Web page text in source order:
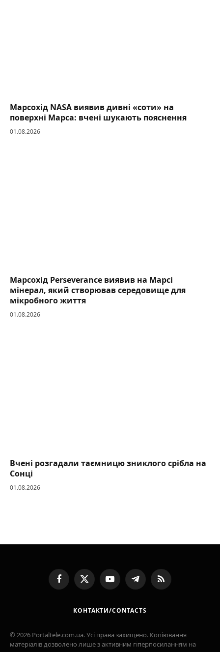
Марсохід NASA виявив дивні «соти» на
поверхні Марса: вчені шукають пояснення
01.08.2026
Марсохід Perseverance виявив на Марсі
мінерал, який створював середовище для
мікробного життя
01.08.2026
Вчені розгадали таємницю зниклого срібла на
Сонці
01.08.2026
FacebookX
(Twitter)
YouTubeTelegramRSS
КОНТАКТИ/CONTACTS
© 2026 Portaltele.com.ua. Усі права захищено. Копіювання
матеріалів дозволено лише з активним гіперпосиланням на